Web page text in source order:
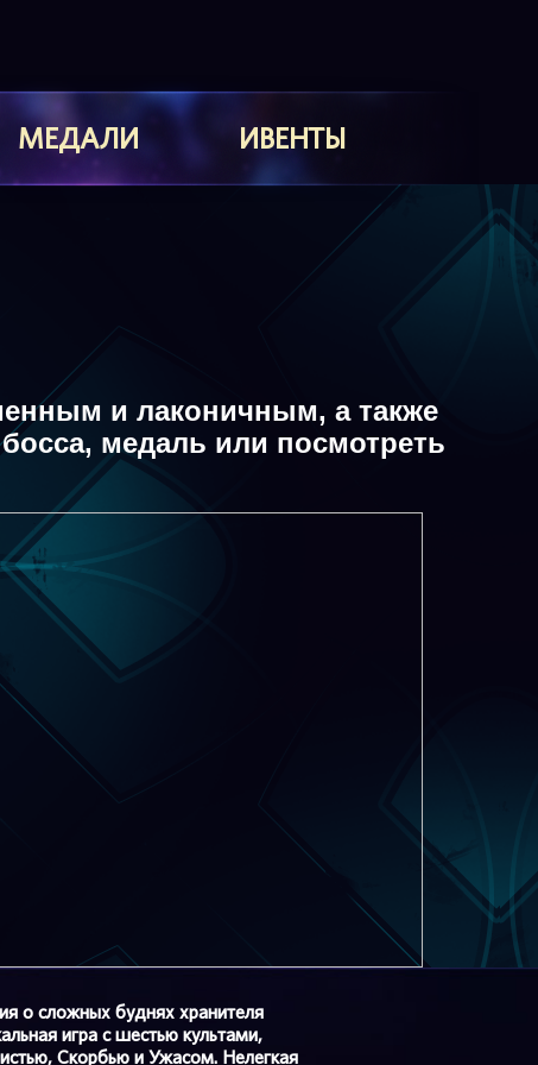
МЕДАЛИ ИВЕНТЫ
и лаконичным, а также
медаль или посмотреть
о сложных буднях хранителя
игра с шестью культами,
Скорбью и Ужасом. Нелегкая